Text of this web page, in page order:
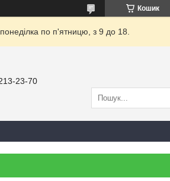
Кошик
по п'ятницю, з 9 до 18.
23-70